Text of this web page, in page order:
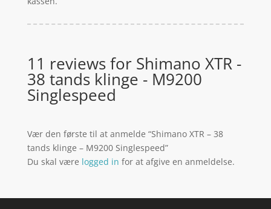
11 reviews for Shimano XTR -
38 tands klinge - M9200
Singlespeed
Vær den første til at anmelde “Shimano XTR – 38
tands klinge – M9200 Singlespeed”
Du skal være logged in for at afgive en anmeldelse.